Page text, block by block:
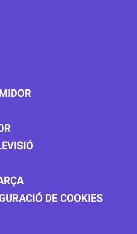
DE COOKIES